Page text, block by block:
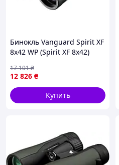
Бинокль Vanguard Spirit XF
8x42 WP (Spirit XF 8x42)
12 826 ₴
17 101₴
Купить